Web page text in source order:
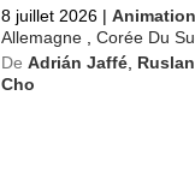
8 juillet 2026 | Animation
Allemagne ,Corée Du
De Adrián Jaffé,
Cho